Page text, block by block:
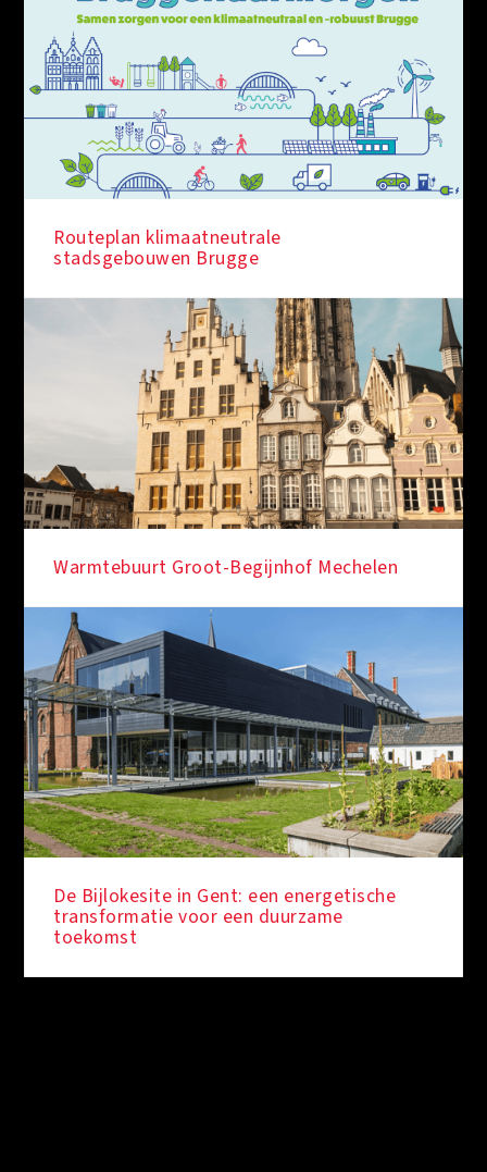
Routeplan klimaatneutrale
stadsgebouwen Brugge
Warmtebuurt Groot-Begijnhof Mechelen
De Bijlokesite in Gent: een energetische
transformatie voor een duurzame
toekomst